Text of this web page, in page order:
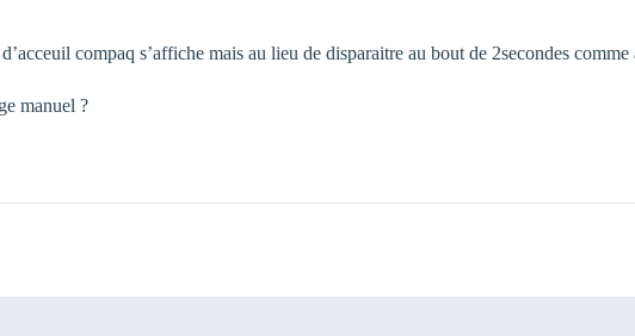
compaq s’affiche mais au lieu de disparaitre au bout de 2secondes
manuel ?